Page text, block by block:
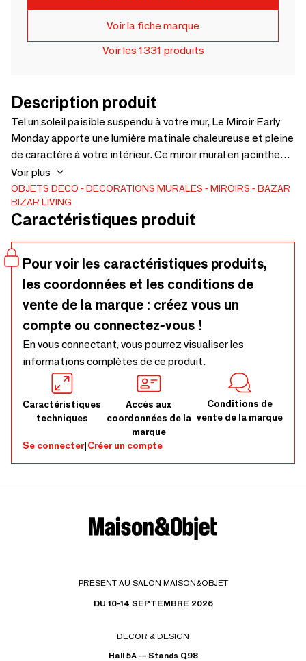
Voir la fiche marque
Voir les 1331 produits
Description produit
Tel un soleil paisible suspendu à votre mur, Le Miroir Early
Monday apporte une lumière matinale chaleureuse et pleine
de caractère à votre intérieur. Ce miroir mural en jacinthe
d’eau, avec sa présence généreuse de 75 cm, transforme un
mur vide en un point focal convivial et élégant. Le savoir-
faire structuré rencontre la spontanéité de la nature. Une
tresse en chevrons soigneusement réalisée entoure le cœur
ondulées rayonne délicatement vers l’extérieur. Son style
s’épanouit particulièrement sur des murs en enduit à la
chaux ou d’un blanc éclatant. Fabriqué à la main avec soin
par des artisans indonésiens qualifiés, chaque miroir
raconte une histoire unique. Les variations subtiles de
couleur et de texture rendent chaque pièce différente.
Dépoussiérez délicatement avec un chiffon doux, nettoyez
soigneusement le verre et utilisez-le uniquement à
l’intérieur afin de préserver sa beauté naturelle.
Voir plus
OBJETS DÉCO DÉCORATIONS MURALES MIROIRS
BAZAR
BIZAR LIVING
Caractéristiques produit
Pour voir les caractéristiques produits,
les coordonnées et les conditions de
vente de la marque : créez vous un
compte ou connectez-vous !
En vous connectant, vous pourrez visualiser les
informations complètes de ce produit.
Caractéristiques
techniques
Accès aux
coordonnées de la
marque
Conditions de
vente de la marque
Se connecter|Créer un compte
PRÉSENT AU SALON MAISON&OBJET
DU 10-14 SEPTEMBRE 2026
DECOR & DESIGN
Hall 5A — Stands Q98